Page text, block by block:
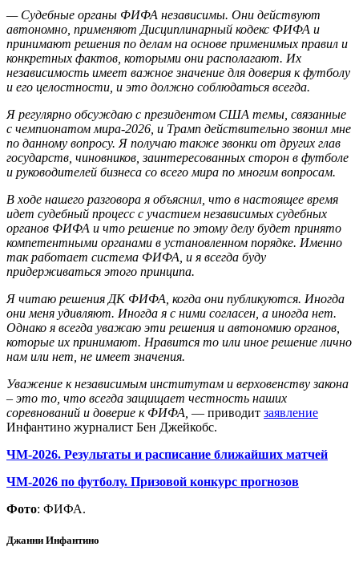
— Судебные органы ФИФА независимы. Они действуют
автономно, применяют Дисциплинарный кодекс ФИФА и
принимают решения по делам на основе применимых правил и
конкретных фактов, которыми они располагают. Их
независимость имеет важное значение для доверия к футболу
и его целостности, и это должно соблюдаться всегда.
Я регулярно обсуждаю с президентом США темы, связанные
с чемпионатом мира-2026, и Трамп действительно звонил мне
по данному вопросу. Я получаю также звонки от других глав
государств, чиновников, заинтересованных сторон в футболе
и руководителей бизнеса со всего мира по многим вопросам.
В ходе нашего разговора я объяснил, что в настоящее время
идет судебный процесс с участием независимых судебных
органов ФИФА и что решение по этому делу будет принято
компетентными органами в установленном порядке. Именно
так работает система ФИФА, и я всегда буду
придерживаться этого принципа.
Я читаю решения ДК ФИФА, когда они публикуются. Иногда
они меня удивляют. Иногда я с ними согласен, а иногда нет.
Однако я всегда уважаю эти решения и автономию органов,
которые их принимают. Нравится то или иное решение лично
нам или нет, не имеет значения.
Уважение к независимым институтам и верховенству закона
– это то, что всегда защищает честность наших
соревнований и доверие к ФИФА, — приводит заявление
Инфантино журналист Бен Джейкобс.
ЧМ-2026. Результаты и расписание ближайших матчей
ЧМ-2026 по футболу. Призовой конкурс прогнозов
Фото: ФИФА.
Джанни Инфантино